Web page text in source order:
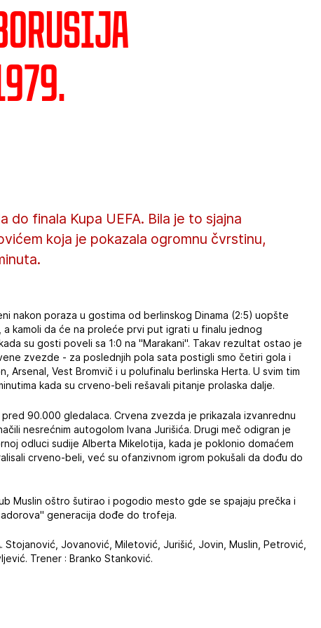
finala Kupa UEFA. Bila je to sjajna
koja je pokazala ogromnu čvrstinu,
nakon poraza u gostima od berlinskog Dinama (2:5) uopšte
kamoli da će na proleće prvi put igrati u finalu jednog
su gosti poveli sa 1:0 na "Marakani". Takav rezultat ostao je
zvezde - za poslednjih pola sata postigli smo četiri gola i
Arsenal, Vest Bromvič i u polufinalu berlinska Herta. U svim tim
kada su crveno-beli rešavali pitanje prolaska dalje.
90.000 gledalaca. Crvena zvezda je prikazala izvanrednu
nesrećnim autogolom Ivana Jurišića. Drugi meč odigran je
odluci sudije Alberta Mikelotija, kada je poklonio domaćem
crveno-beli, već su ofanzivnom igrom pokušali da dođu do
Muslin oštro šutirao i pogodio mesto gde se spajaju prečka i
generacija dođe do trofeja.
Stojanović, Jovanović, Miletović, Jurišić, Jovin, Muslin, Petrović,
Trener : Branko Stanković.